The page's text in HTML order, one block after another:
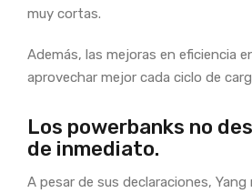
muy cortas.
Además, las mejoras en eficiencia
aprovechar mejor cada ciclo de
Los powerbanks no
de inmediato.
A pesar de sus declaraciones,